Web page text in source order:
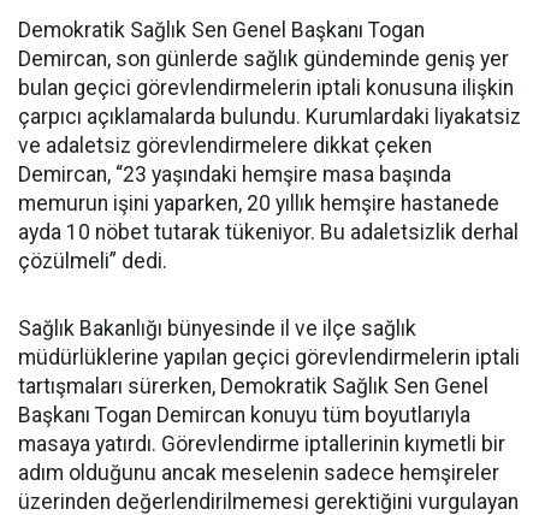
Demokratik Sağlık Sen Genel Başkanı Togan
Demircan, son günlerde sağlık gündeminde geniş yer
bulan geçici görevlendirmelerin iptali konusuna ilişkin
çarpıcı açıklamalarda bulundu. Kurumlardaki liyakatsiz
ve adaletsiz görevlendirmelere dikkat çeken
Demircan, “23 yaşındaki hemşire masa başında
memurun işini yaparken, 20 yıllık hemşire hastanede
ayda 10 nöbet tutarak tükeniyor. Bu adaletsizlik derhal
çözülmeli” dedi.
Sağlık Bakanlığı bünyesinde il ve ilçe sağlık
müdürlüklerine yapılan geçici görevlendirmelerin iptali
tartışmaları sürerken, Demokratik Sağlık Sen Genel
Başkanı Togan Demircan konuyu tüm boyutlarıyla
masaya yatırdı. Görevlendirme iptallerinin kıymetli bir
adım olduğunu ancak meselenin sadece hemşireler
üzerinden değerlendirilmemesi gerektiğini vurgulayan